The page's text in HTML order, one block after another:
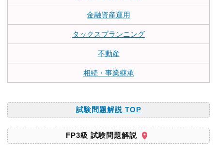
金融資産運用
タックスプランニング
不動産
相続・事業継承
試験問題解説 TOP
FP3級 試験問題解説